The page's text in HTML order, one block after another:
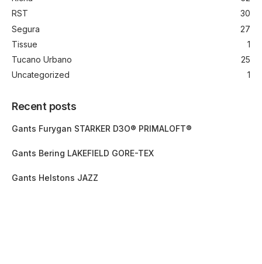
RST
30
Segura
27
Tissue
1
Tucano Urbano
25
Uncategorized
1
Recent posts
Gants Furygan STARKER D3O® PRIMALOFT®
Gants Bering LAKEFIELD GORE-TEX
Gants Helstons JAZZ